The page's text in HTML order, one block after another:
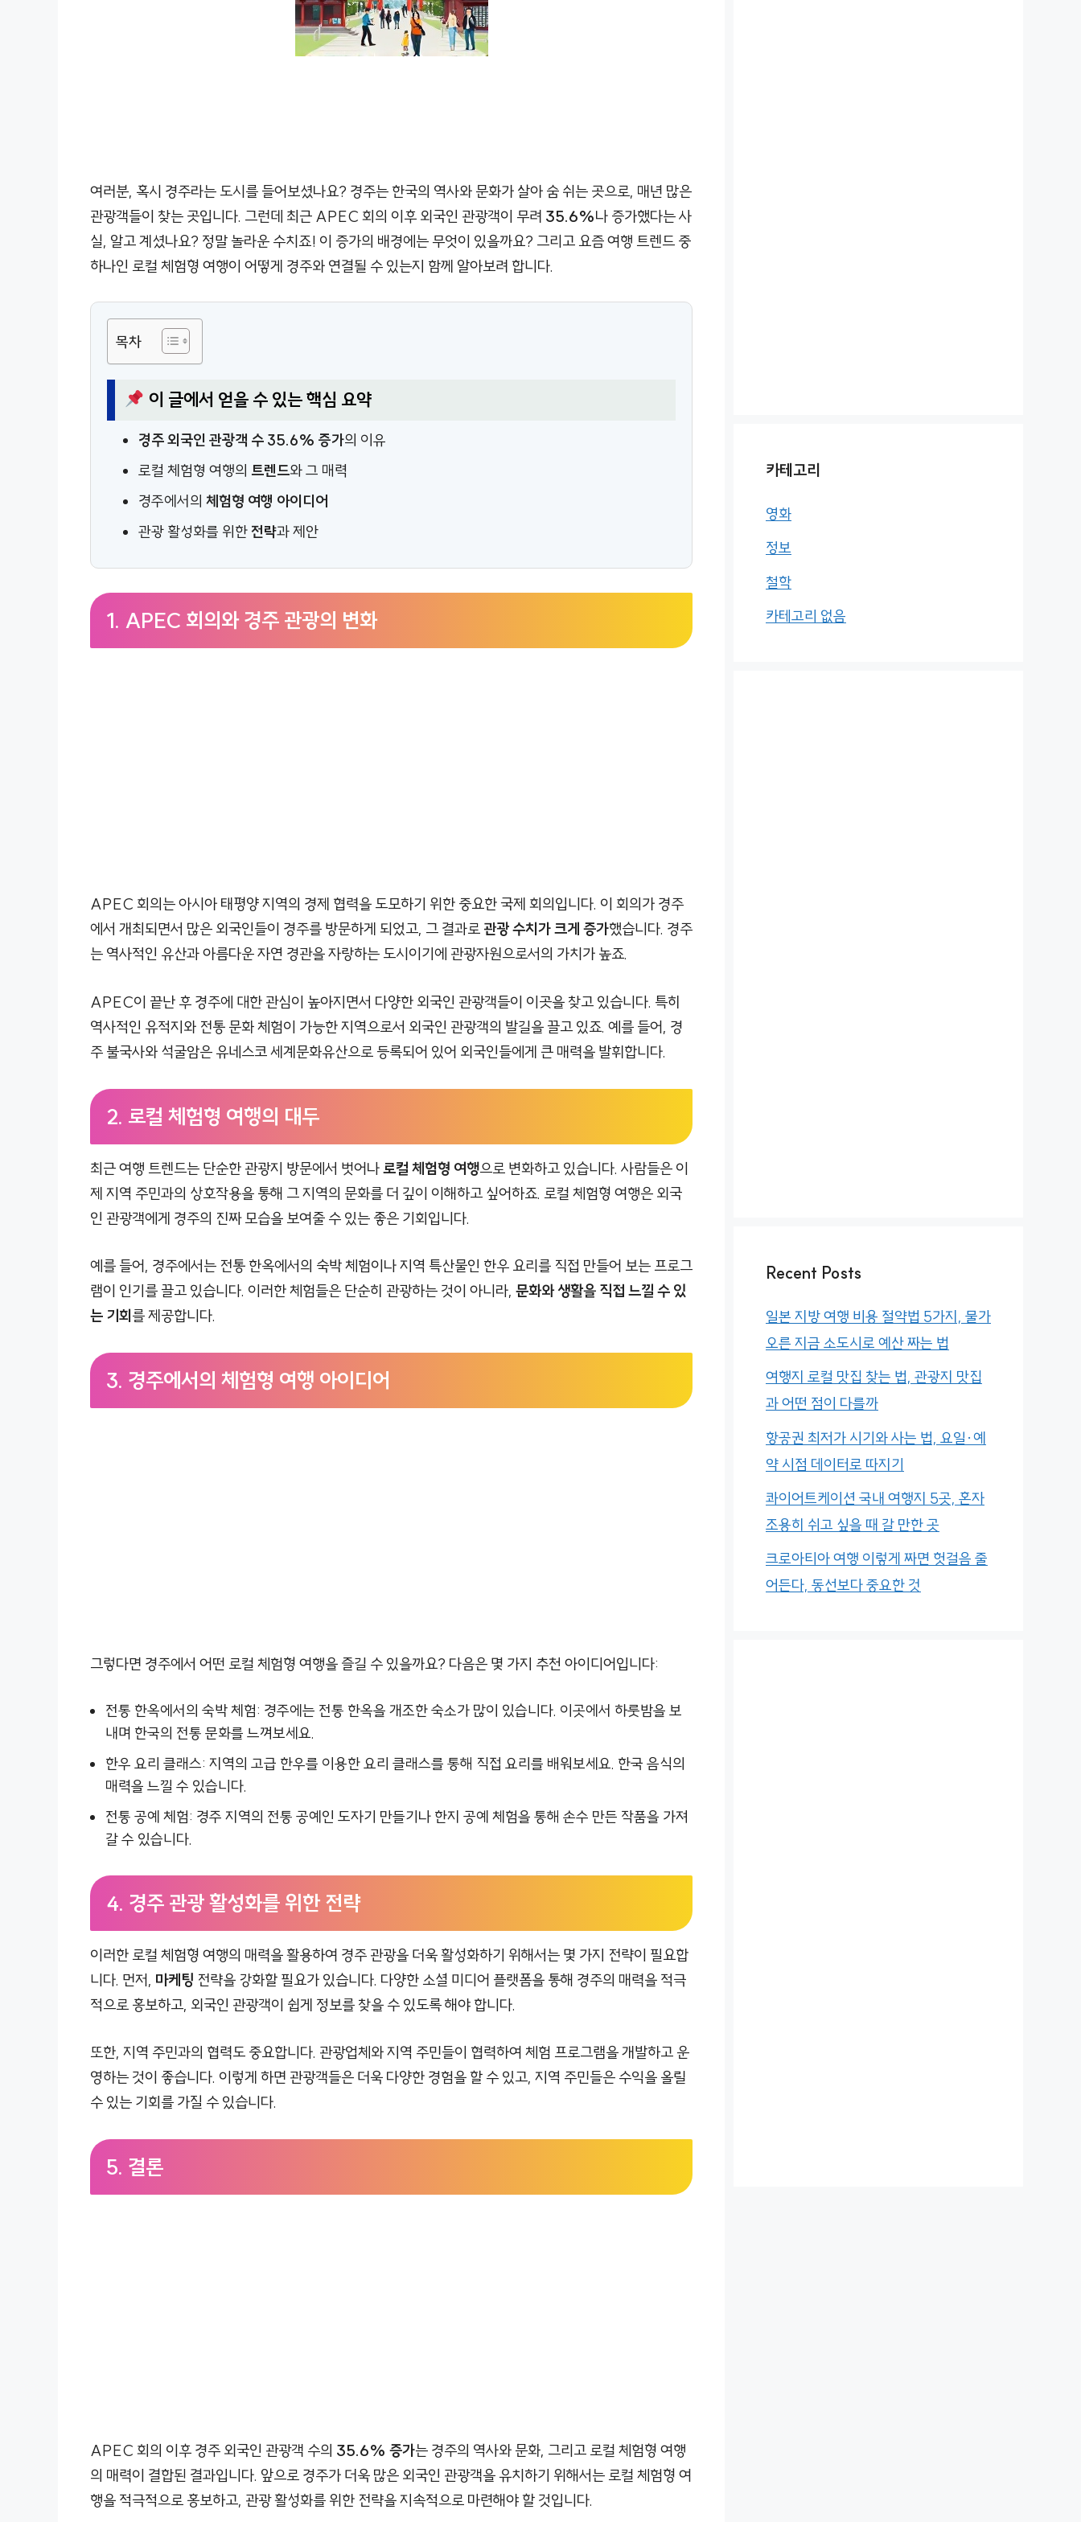
여러분, 혹시 경주라는 도시를 들어보셨나요? 경주는 한국의 역사와 문화가 살아 숨 쉬는 곳으로, 매년 많은
관광객들이 찾는 곳입니다. 그런데 최근 APEC 회의 이후 외국인 관광객이 무려 35.6%나 증가했다는 사
실, 알고 계셨나요? 정말 놀라운 수치죠! 이 증가의 배경에는 무엇이 있을까요? 그리고 요즘 여행 트렌드 중
하나인 로컬 체험형 여행이 어떻게 경주와 연결될 수 있는지 함께 알아보려 합니다.
목차
이 글에서 얻을 수 있는 핵심 요약
경주 외국인 관광객 수 35.6% 증가의 이유
로컬 체험형 여행의 트렌드와 그 매력
경주에서의체험형 여행 아이디어
관광 활성화를 위한전략과 제안
1. APEC 회의와 경주 관광의 변화
APEC 회의는 아시아 태평양 지역의 경제 협력을 도모하기 위한 중요한 국제 회의입니다. 이 회의가 경주
에서 개최되면서 많은 외국인들이 경주를 방문하게 되었고, 그 결과로 관광 수치가 크게 증가했습니다. 경주
는 역사적인 유산과 아름다운 자연 경관을 자랑하는 도시이기에 관광자원으로서의 가치가 높죠.
APEC이 끝난 후 경주에 대한 관심이 높아지면서 다양한 외국인 관광객들이 이곳을 찾고 있습니다. 특히
역사적인 유적지와 전통 문화 체험이 가능한 지역으로서 외국인 관광객의 발길을 끌고 있죠. 예를 들어, 경
주 불국사와 석굴암은 유네스코 세계문화유산으로 등록되어 있어 외국인들에게 큰 매력을 발휘합니다.
2. 로컬 체험형 여행의 대두
최근 여행 트렌드는 단순한 관광지 방문에서 벗어나로컬 체험형 여행으로 변화하고 있습니다. 사람들은 이
제 지역 주민과의 상호작용을 통해 그 지역의 문화를 더 깊이 이해하고 싶어하죠. 로컬 체험형 여행은 외국
인 관광객에게 경주의 진짜 모습을 보여줄 수 있는 좋은 기회입니다.
예를 들어, 경주에서는 전통 한옥에서의 숙박 체험이나 지역 특산물인 한우 요리를 직접 만들어 보는 프로그
램이 인기를 끌고 있습니다. 이러한 체험들은 단순히 관광하는 것이 아니라, 문화와 생활을 직접 느낄 수 있
는 기회를 제공합니다.
3. 경주에서의 체험형 여행 아이디어
그렇다면 경주에서 어떤 로컬 체험형 여행을 즐길 수 있을까요? 다음은 몇 가지 추천 아이디어입니다:
전통 한옥에서의 숙박 체험: 경주에는 전통 한옥을 개조한 숙소가 많이 있습니다. 이곳에서 하룻밤을 보
내며 한국의 전통 문화를 느껴보세요.
한우 요리 클래스: 지역의 고급 한우를 이용한 요리 클래스를 통해 직접 요리를 배워보세요. 한국 음식의
매력을 느낄 수 있습니다.
전통 공예 체험: 경주 지역의 전통 공예인 도자기 만들기나 한지 공예 체험을 통해 손수 만든 작품을 가져
갈 수 있습니다.
4. 경주 관광 활성화를 위한 전략
이러한 로컬 체험형 여행의 매력을 활용하여 경주 관광을 더욱 활성화하기 위해서는 몇 가지 전략이 필요합
니다. 먼저, 마케팅 전략을 강화할 필요가 있습니다. 다양한 소셜 미디어 플랫폼을 통해 경주의 매력을 적극
적으로 홍보하고, 외국인 관광객이 쉽게 정보를 찾을 수 있도록 해야 합니다.
또한, 지역 주민과의 협력도 중요합니다. 관광업체와 지역 주민들이 협력하여 체험 프로그램을 개발하고 운
영하는 것이 좋습니다. 이렇게 하면 관광객들은 더욱 다양한 경험을 할 수 있고, 지역 주민들은 수익을 올릴
수 있는 기회를 가질 수 있습니다.
5. 결론
APEC 회의 이후 경주 외국인 관광객 수의 35.6% 증가는 경주의 역사와 문화, 그리고 로컬 체험형 여행
의 매력이 결합된 결과입니다. 앞으로 경주가 더욱 많은 외국인 관광객을 유치하기 위해서는 로컬 체험형 여
행을 적극적으로 홍보하고, 관광 활성화를 위한 전략을 지속적으로 마련해야 할 것입니다.
카테고리
영화
정보
철학
카테고리 없음
Recent Posts
일본 지방 여행 비용 절약법 5가지, 물가
오른 지금 소도시로 예산 짜는 법
여행지 로컬 맛집 찾는 법, 관광지 맛집
과 어떤 점이 다를까
항공권 최저가 시기와 사는 법, 요일·예
약 시점 데이터로 따지기
콰이어트케이션 국내 여행지 5곳, 혼자
조용히 쉬고 싶을 때 갈 만한 곳
크로아티아 여행 이렇게 짜면 헛걸음 줄
어든다, 동선보다 중요한 것